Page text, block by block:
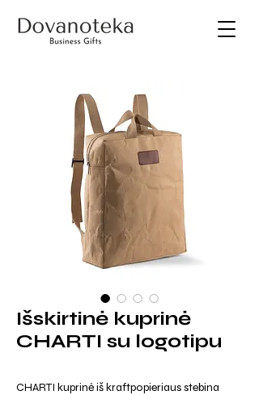
Išskirtinė kuprinė
CHARTI su logotipu
CHARTI kuprinė iš kraftpopieriaus stebina